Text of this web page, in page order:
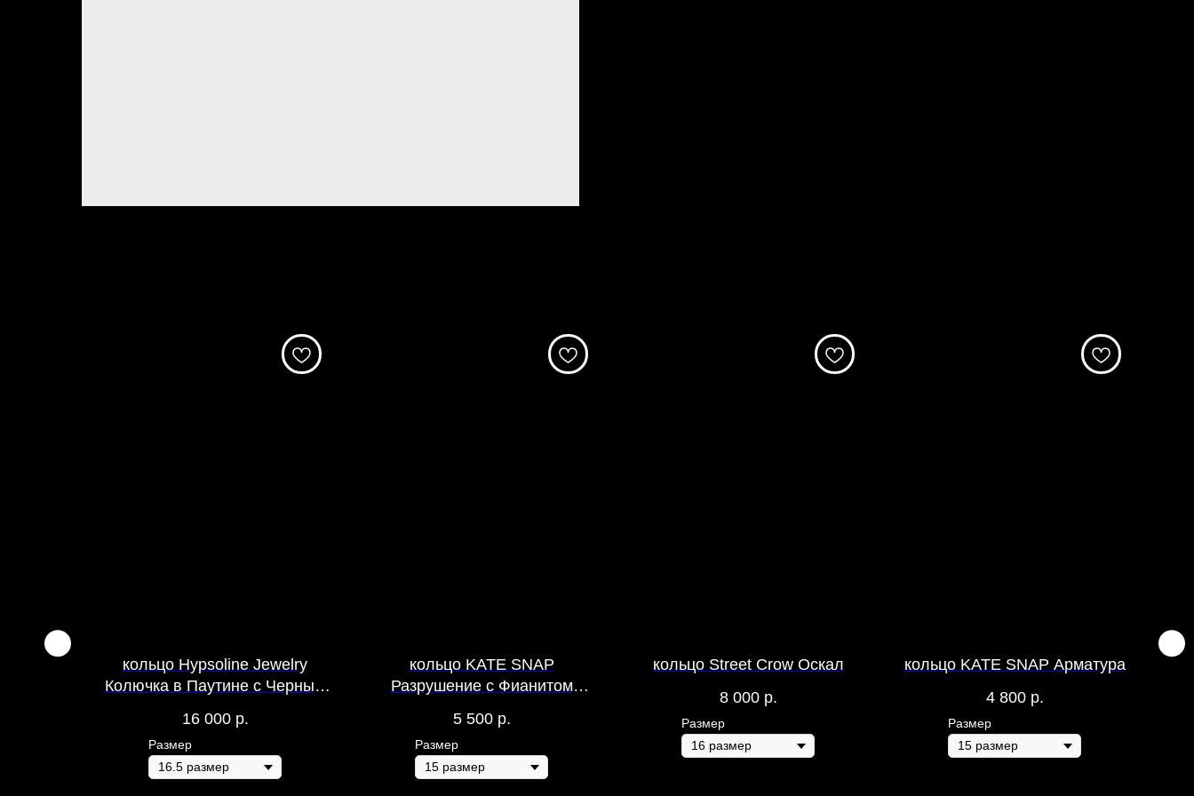
кольцо Hypsoline Jewelry
Колючка в Паутине с Черным
16 000 р.
Размер
кольцо KATE SNAP
Разрушение с Фианитом
5 500 р.
Размер
кольцо Street Crow Оскал
8 000 р.
Размер
кольцо KATE SNAP Арматура
4 800 р.
Размер